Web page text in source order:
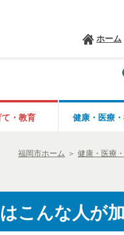
ホーム
て・教育 健康・医療・
福岡市ホーム ＞ 健康・医療
こんな人が